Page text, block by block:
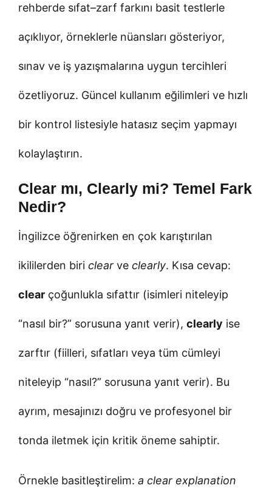
rehberde sıfat–zarf farkını basit testlerle
açıklıyor, örneklerle nüansları gösteriyor,
sınav ve iş yazışmalarına uygun tercihleri
özetliyoruz. Güncel kullanım eğilimleri ve hızlı
bir kontrol listesiyle hatasız seçim yapmayı
kolaylaştırın.
Clear mı, Clearly mi? Temel Fark
Nedir?
İngilizce öğrenirken en çok karıştırılan
ikililerden biri clear ve clearly. Kısa cevap:
clear çoğunlukla sıfattır (isimleri niteleyip
“nasıl bir?” sorusuna yanıt verir), clearly ise
zarftır (fiilleri, sıfatları veya tüm cümleyi
niteleyip “nasıl?” sorusuna yanıt verir). Bu
ayrım, mesajınızı doğru ve profesyonel bir
tonda iletmek için kritik öneme sahiptir.
Örnekle basitleştirelim: a clear explanation